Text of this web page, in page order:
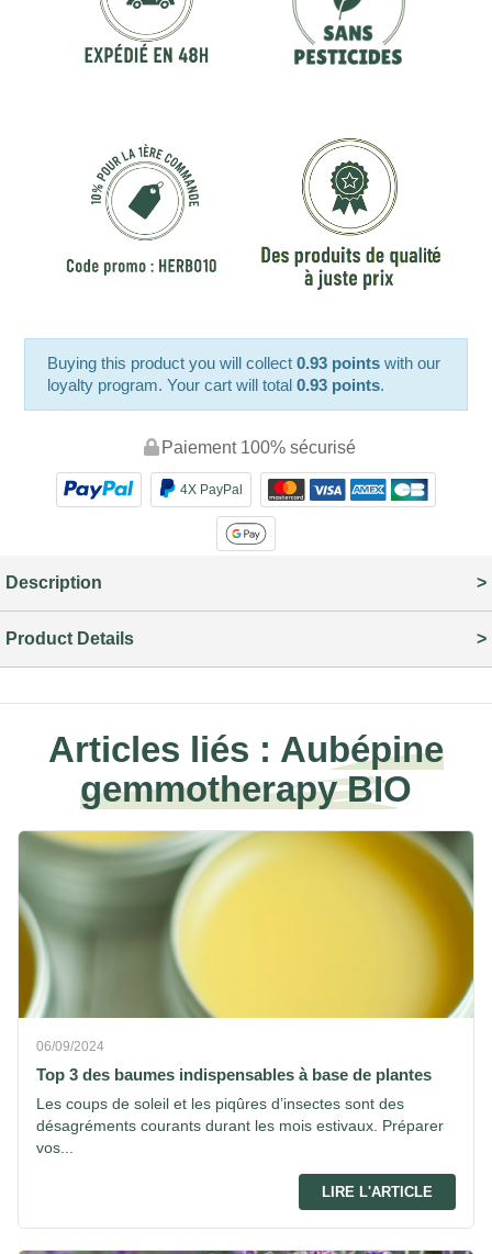
Buying this product you will collect0.93 points with our
loyalty program. Your cart will total0.93 points.
Paiement 100% sécurisé
4X PayPal
Description
Product Details
Articles liés : Aubépine
gemmotherapy BIO
06/09/2024
Top 3 des baumes indispensables à base de plantes
Les coups de soleil et les piqûres d’insectes sont des
désagréments courants durant les mois estivaux. Préparer
vos...
LIRE L'ARTICLE